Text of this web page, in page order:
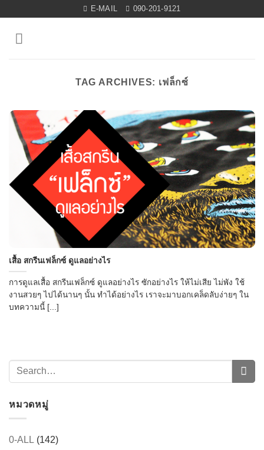
content
E-MAIL 090-201-9121
TAG ARCHIVES: เฟล็กซ์
เสื้อ สกรีนเฟล็กซ์ ดูแลอย่างไร
การดูแลเสื้อ สกรีนเฟล็กซ์ ดูแลอย่างไร ซักอย่างไร ให้ไม่เสีย ไม่พัง ใช้
งานสวยๆ ไปได้นานๆ นั้น ทำได้อย่างไร เราจะมาบอกเคล็ดลับง่ายๆ ใน
บทความนี้ [...]
หมวดหมู่
0-ALL (142)